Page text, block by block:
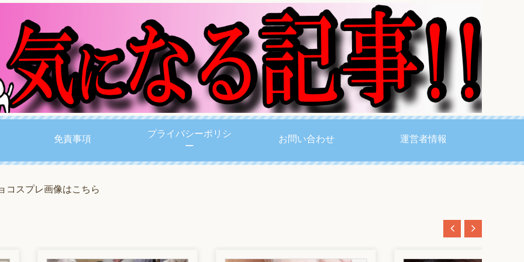
免責事項
プライバシーポリシ
ー
お問い合わせ 運営者情報
コスプレ画像はこちら